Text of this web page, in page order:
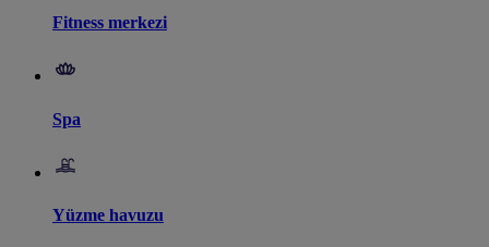
Fitness merkezi
Spa
Yüzme havuzu